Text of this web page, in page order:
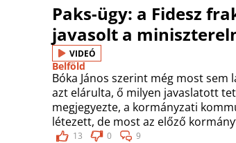
Paks-ügy: a Fidesz
javasolt a
VIDEÓ
Belföld
Bóka János szerint még most
azt elárulta, ő milyen javaslatott
megjegyezte, a kormányzati
létezett, de most az előző
13 0 9